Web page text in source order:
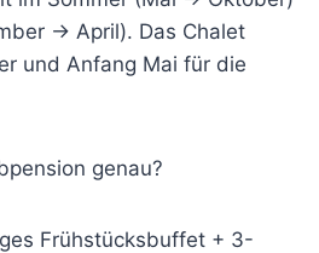
→ April). Das Chalet
und Anfang Mai für die
genau?
Frühstücksbuffet + 3-